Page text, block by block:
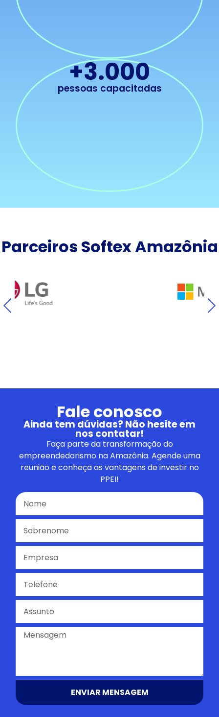
pessoas capacitadas
+3.000
Parceiros Softex Amazônia
Fale conosco
Ainda tem dúvidas? Não hesite em
nos contatar!
Faça parte da transformação do
empreendedorismo na Amazônia. Agende uma
reunião e conheça as vantagens de investir no
PPEI!
ENVIAR MENSAGEM